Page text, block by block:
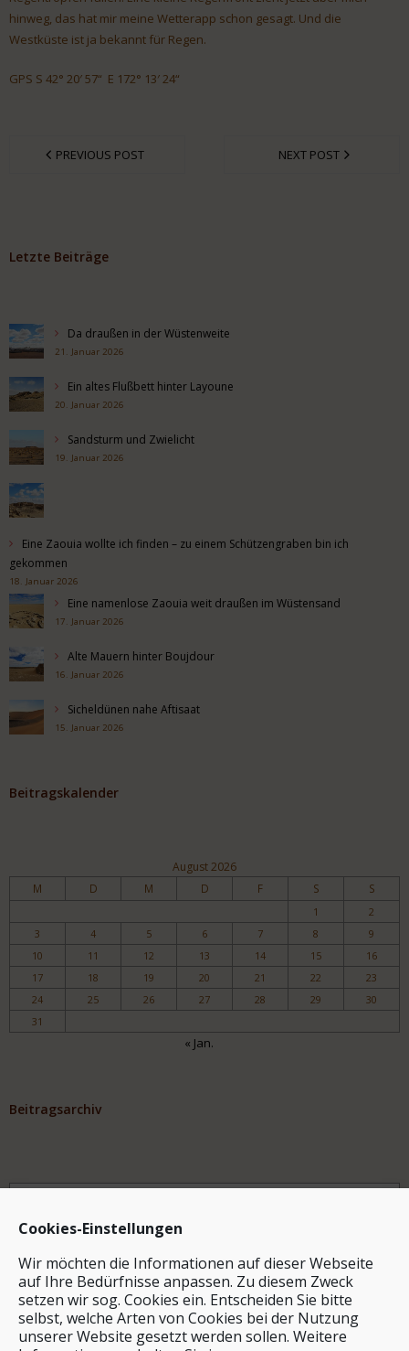
Cookies-Einstellungen
Wir möchten die Informationen auf dieser Webseite
auf Ihre Bedürfnisse anpassen. Zu diesem Zweck
setzen wir sog. Cookies ein. Entscheiden Sie bitte
selbst, welche Arten von Cookies bei der Nutzung
unserer Website gesetzt werden sollen. Weitere
hinweg, das hat mir meine Wetterapp schon gesagt. Und die
Westküste ist ja bekannt für Regen.
GPS S 42° 20′ 57“ E 172° 13′ 24“
PREVIOUS POST NEXT POST
Letzte Beiträge
Da draußen in der Wüstenweite
21. Januar 2026
Ein altes Flußbett hinter Layoune
20. Januar 2026
Sandsturm und Zwielicht
19. Januar 2026
Eine Zaouia wollte ich finden – zu einem Schützengraben bin ich
gekommen
18. Januar 2026
Eine namenlose Zaouia weit draußen im Wüstensand
17. Januar 2026
Alte Mauern hinter Boujdour
16. Januar 2026
Sicheldünen nahe Aftisaat
15. Januar 2026
Beitragskalender
August 2026
M D M D F S S
1
2
3
4 5 6 7 8
9
10
11 12 13 14 15
16
17
18 19 20 21 22
23
24
25 26 27 28 29
30
31
« Jan.
Beitragsarchiv
Archiv